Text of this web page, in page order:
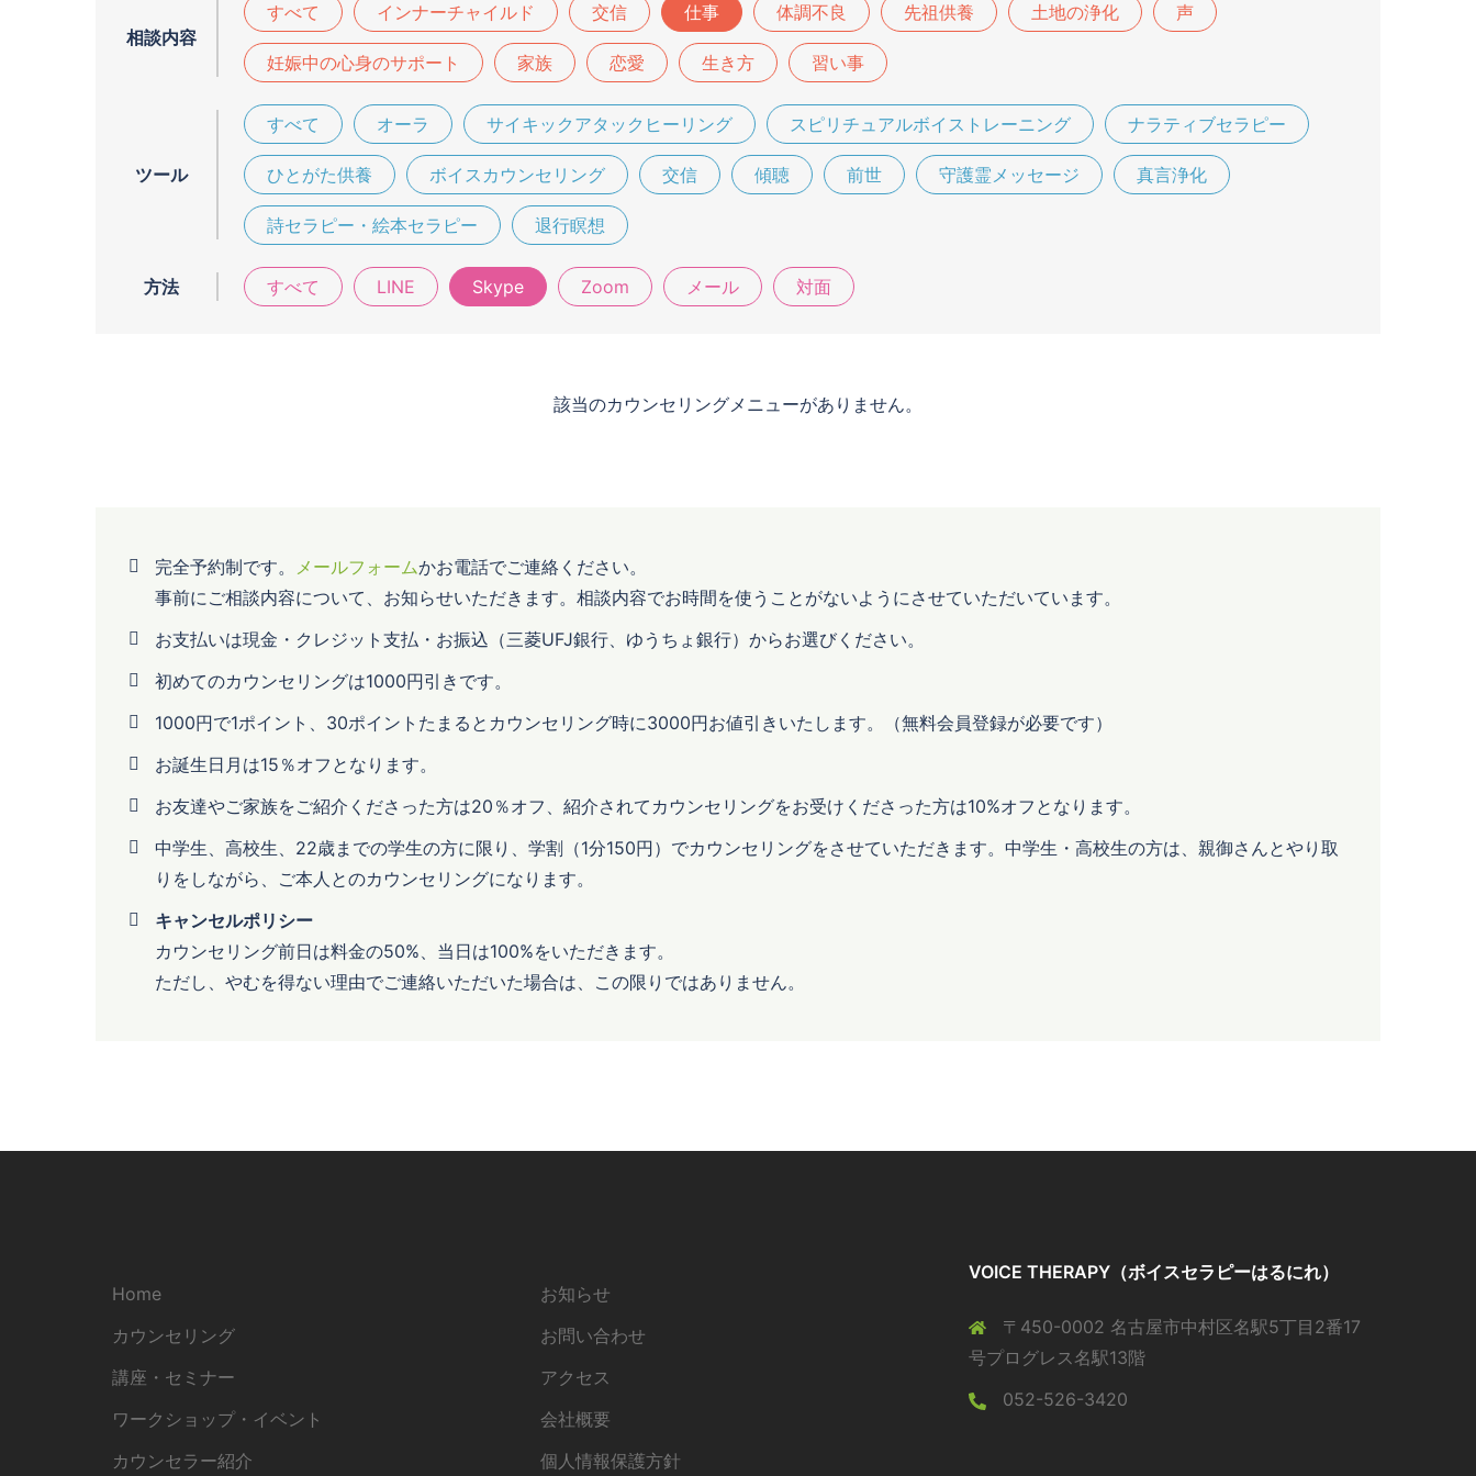
相談内容
すべて インナーチャイルド 交信 仕事 体調不良 先祖供養 土地の浄化 声
妊娠中の心身のサポート 家族 恋愛 生き方 習い事
ツール
すべて オーラ サイキックアタックヒーリング スピリチュアルボイストレーニング ナラティブセラピー
ひとがた供養 ボイスカウンセリング 交信 傾聴 前世 守護霊メッセージ 真言浄化
詩セラピー・絵本セラピー 退行瞑想
方法 すべて LINE Skype Zoom メール 対面
該当のカウンセリングメニューがありません。
完全予約制です。 メールフォームかお電話でご連絡ください。
事前にご相談内容について、お知らせいただきます。相談内容でお時間を使うことがないようにさせていただいています。
お支払いは現金・クレジット支払・お振込（三菱UFJ銀行、ゆうちょ銀行）からお選びください。
初めてのカウンセリングは1000円引きです。
1000円で1ポイント、30ポイントたまるとカウンセリング時に3000円お値引きいたします。（無料会員登録が必要です）
お誕生日月は15％オフとなります。
お友達やご家族をご紹介くださった方は20％オフ、紹介されてカウンセリングをお受けくださった方は10%オフとなります。
中学生、高校生、22歳までの学生の方に限り、学割（1分150円）でカウンセリングをさせていただきます。中学生・高校生の方は、親御さんとやり取
りをしながら、ご本人とのカウンセリングになります。
キャンセルポリシー
カウンセリング前日は料金の50%、当日は100%をいただきます。
ただし、やむを得ない理由でご連絡いただいた場合は、この限りではありません。
Home
カウンセリング
講座・セミナー
ワークショップ・イベント
カウンセラー紹介
お知らせ
お問い合わせ
アクセス
会社概要
個人情報保護方針
VOICE THERAPY（ボイスセラピーはるにれ）
〒450-0002 名古屋市中村区名駅5丁目2番17
号プログレス名駅13階
052-526-3420